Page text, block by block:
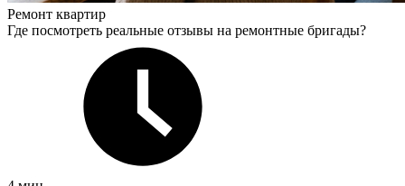
Ремонт квартир
Где посмотреть реальные отзывы на ремонтные бригады?